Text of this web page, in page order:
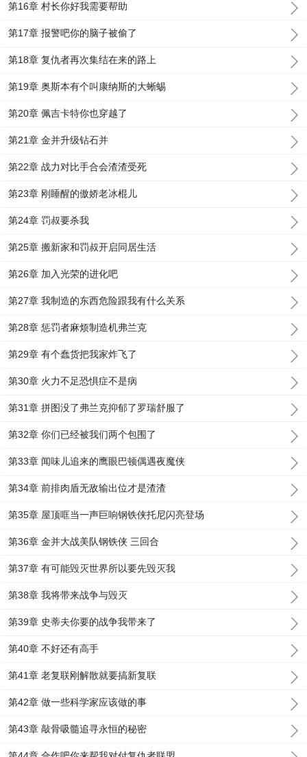
第16章 村长你好我需要帮助
第17章 报警吧你的脑子被偷了
第18章 复仇者再次集结在来的路上
第19章 奥斯本有个叫康纳斯的大蜥蜴
第20章 佩吉卡特你也穿越了
第21章 金并升级钻石并
第22章 战力对比手合会渣渣受死
第23章 刚睡醒的傲娇老冰棍儿
第24章 罚叔要杀我
第25章 搬新家和罚叔开启同居生活
第26章 加入光荣的进化吧
第27章 我制造的东西危险跟我有什么关系
第28章 惩罚者麻烦制造机弗兰克
第29章 有个蠢货把我家炸飞了
第30章 火力不足恐惧症不是病
第31章 拼图没了弗兰克抑郁了罗瑞舒服了
第32章 你们已经被我们两个包围了
第33章 闻味儿追来的鹰眼巴顿偶遇夜魔侠
第34章 前排肉盾无敌输出位才是渣渣
第35章 屋顶哐当一声巨响钢铁侠托尼闪亮登场
第36章 金并大战美队钢铁侠 三回合
第37章 有可能毁灭世界所以要先毁灭我
第38章 我将带来战争与毁灭
第39章 史蒂夫你要的战争我带来了
第40章 不好还有高手
第41章 老复联刚解散就要搞新复联
第42章 做一些科学家应该做的事
第43章 敲骨吸髓追寻永恒的秘密